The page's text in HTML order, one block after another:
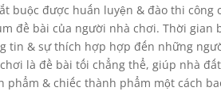
buộc được huấn luyện & đào thi
đề bài của người nhà chơi. Thời
tin & sự thích hợp hợp đến những
là đề bài tối chẳng thể, giúp nhà
phẩm & chiếc thành phẩm một cách